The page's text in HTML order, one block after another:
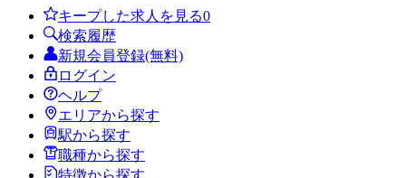
キープした求人を見る0
検索履歴
新規会員登録(無料)
ログイン
ヘルプ
エリアから探す
駅から探す
職種から探す
特徴から探す